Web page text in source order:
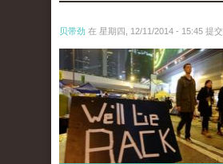
贝带劲 在 星期四, 12/11/2014 - 15:45 提交
reporters_18475535.jpg